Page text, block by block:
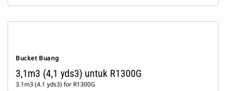
Bucket Buang
3,1m3 (4,1 yds3) untuk R1300G
3.1m3 (4.1 yds3) for R1300G